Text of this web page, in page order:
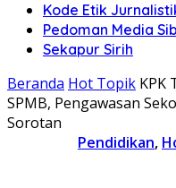
Kode Etik
Pedoman Media
Sekapur Sirih
Beranda Hot Topik KPK
SPMB, Pengawasan
Sorotan
Pendidikan,